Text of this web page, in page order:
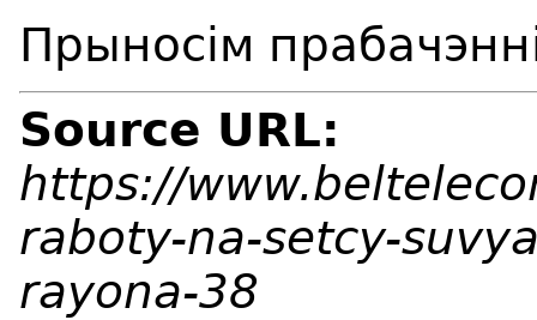
Прыносім
Source URL:
https://
raboty-na-setcy-
rayona-38